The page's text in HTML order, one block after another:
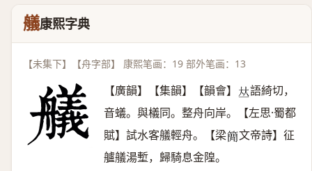
艤康熙字典
【未集下】【舟字部】 康熙笔画：19 部外笔画：13
【廣韻】【集韻】【韻會】 𠀤語綺切，
音蟻。與檥同。整舟向岸。【左思·蜀都
賦】試水客艤輕舟。【梁𥳑 文帝詩】征
艫艤湯塹，歸騎息金隍。